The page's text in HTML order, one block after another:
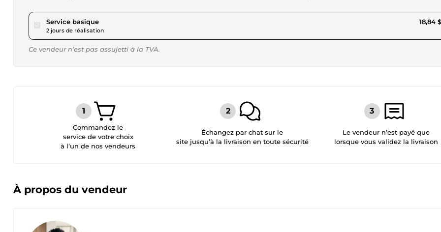
Service basiquepour 17,36 $US
2 jours de réalisation
18,84
Ce vendeur n’est pas assujetti à la TVA.
Commandez le
service de votre choix
à l’un de nos vendeurs
Échangez par chat sur le
site jusqu’à la livraison en toute sécurité
Le vendeur n’est payé que
lorsque vous validez la livraison
À propos du vendeur